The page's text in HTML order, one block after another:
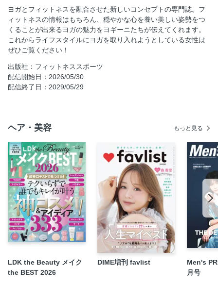
ワ イド 特 集 補助器具（プロップス）で 整 えるピラティ
ス Shiecaと学ぶピラティスwith菅原順二 ピラティスリング
でつながる体幹と末端
セラバンドで深める「身体の学習」 辻茜
スパインコレクターで 背骨の可動性を上げよう 高橋なぎ
10代～60代のPilates実践者に聞いた 話 題 のピラティスグッ
ズ
ヨガ×ピラティスの二刀流に迫る 心と身体が整う相乗効果の
ス両 方 やってよかったこと
Pickup Yogi ヨガで人生が変わった
バ レ エ・ヨガ・ピラティスの 融 合 美の土台を作るビュー
ティーストレッチ まり
Mellow Flowレッスンに潜入！ ピラティスで日常をもっと自
由に、軽やかに
フィットネスクラブ広報部イチオシ！ 今すぐ受けたい人気
レッスンを紹介
「Star Pilates」西野星来さんが教える ピラティス×筋トレの
相乗効果とは？
内側から、巡り、満ちる。「自然治癒」の心地よさ よも
ぎ蒸し・ハーブ蒸しサロン 浅香智世
ヨガとフィットネスを融合させた新しいコンセプトの専門誌。フ
ィットネスの情報はもちろん、穏やかな心を養い美しい姿勢をつ
くることが出来るヨガの魅力をヨギーニたちが伝えてくれます。
これからライフスタイルにヨガを取り入れようとしている女性は
ぜひご覧ください！
出版社：フィットネススポーツ
配信開始日：2026/05/30
配信終了日：2029/05/29
ヘア・美容 もっと見る
LDK the Beauty メイク
the BEST 2026
DIME増刊 favlist
Men's
月号